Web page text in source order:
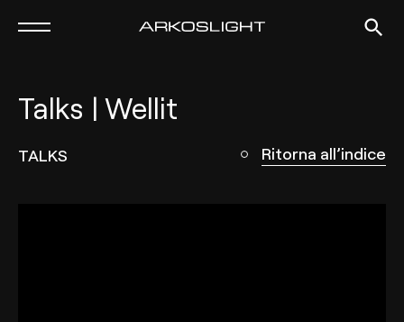
Talks | Wellit
TALKS Ritorna all’indice